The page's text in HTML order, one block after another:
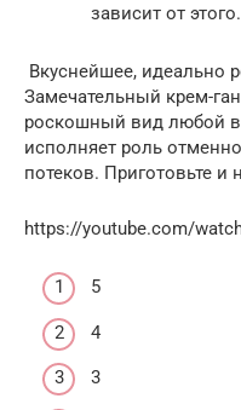
зависит от этого.
Вкуснейшее, идеально
Замечательный крем-
роскошный вид любой
исполняет роль
потеков. Приготовьте и
https://youtube.com/
5
4
3